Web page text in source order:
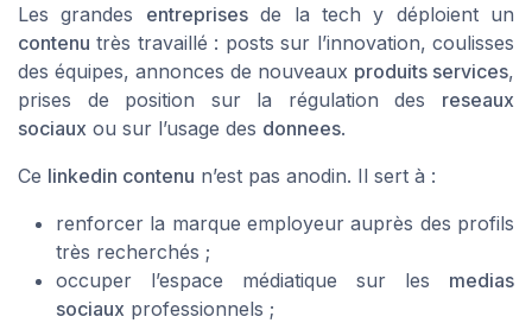
Les grandes entreprisesde la tech y déploient un
contenu très travaillé : posts sur l’innovation, coulisses
des équipes, annonces de nouveaux produits services,
prises de position sur la régulation des reseaux
sociaux ou sur l’usage des donnees.
Ce linkedin contenu n’est pas anodin. Il sert à :
renforcer la marque employeur auprès des profils
très recherchés ;
occuper l’espace médiatique sur les medias
sociaux professionnels ;